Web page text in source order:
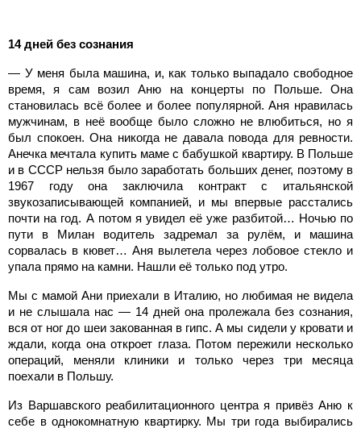
14 дней без сознания
— У меня была машина, и, как только выпадало свободное
время, я сам возил Аню на концерты по Польше. Она
становилась всё более и более популярной. Аня нравилась
мужчинам, в неё вообще было сложно не влюбиться, но я
был спокоен. Она никогда не давала повода для ревности.
Анечка мечтала купить маме с бабушкой квартиру. В Польше
и в СССР нельзя было заработать больших денег, поэтому в
1967 году она заключила контракт с итальянской
звукозаписывающей компанией, и мы впервые расстались
почти на год. А потом я увидел её уже разбитой… Ночью по
пути в Милан водитель задремал за рулём, и машина
сорвалась в кювет… Аня вылетела через лобовое стекло и
упала прямо на камни. Нашли её только под утро.
Мы с мамой Ани приехали в Италию, но любимая не видела
и не слышала нас — 14 дней она пролежала без сознания,
вся от ног до шеи закованная в гипс. А мы сидели у кровати и
ждали, когда она откроет глаза. Потом пережили несколько
операций, меняли клиники и только через три месяца
поехали в Польшу.
Из Варшавского реабилитационного центра я привёз Аню к
себе в однокомнатную квартирку. Мы три года выбирались